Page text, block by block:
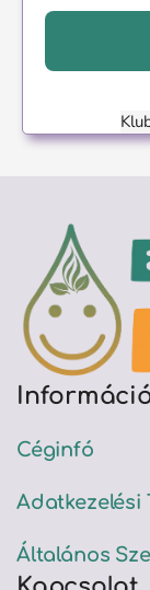
Céginfó
Adatkezelési
Általános